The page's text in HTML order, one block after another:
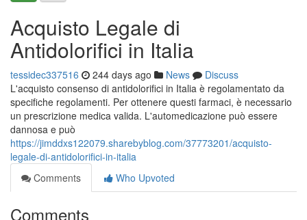
Acquisto Legale di
Antidolorifici in Italia
tessidec337516 244 days ago News
Discuss
L'acquisto consenso di antidolorifici in Italia è regolamentato da
specifiche regolamenti. Per ottenere questi farmaci, è necessario
un prescrizione medica valida. L'automedicazione può essere
dannosa e può
https://jimddxs122079.sharebyblog.com/37773201/acquisto-
legale-di-antidolorifici-in-italia
Comments
Who Upvoted
Comments